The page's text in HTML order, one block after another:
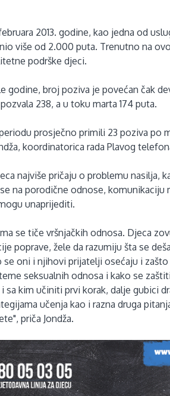
2013. godine, kao jedna od
više od 2.000 puta. Trenutno na
podrške djeci.
godine, broj poziva je povećan čak
238, a u toku marta 174 puta.
prosječno primili 23 poziva po
koordinatorica rada Plavog
najviše pričaju o problemu nasilja,
na porodične odnose, komunikaciju
unaprijediti.
se tiče vršnjačkih odnosa. Djeca
poprave, žele da razumiju šta se
se oni i njihovi prijatelji osećaju i
seksualnih odnosa i kako se
sa kim učiniti prvi korak, dalje gubici
učenja kao i razna druga
priča Jondža.